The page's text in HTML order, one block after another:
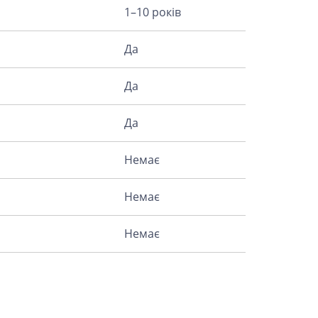
1–10 років
Да
Да
Да
Немає
Немає
Немає